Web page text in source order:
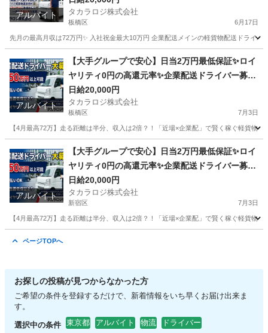
アルバイト タカラロジ株式会社
板橋区 6月17日
先月の最高月収は72万円✨ 入社祝金最大10万円 企業配送メインの軽貨物配送ドライ
配送
アルバイト
【大手グループで安心】日当2万円最低保証✨ロイ
ヤリティ0円の高還元率✨企業配送ドライバー募集
＜週払いOK／祝金あり＞
日給20,000円
タカラロジ株式会社
板橋区 7月3日
【4月最高72万】走る距離は半分、収入は2倍？！「近場×企業配」で賢く稼ぐ軽貨物
ドライバー ロイヤリティ
アルバイト
【大手グループで安心】日当2万円最低保証✨ロイ
ヤリティ0円の高還元率✨企業配送ドライバー募集
＜週払いOK／祝金あり＞
日給20,000円
タカラロジ株式会社
新宿区 7月3日
【4月最高72万】走る距離は半分、収入は2倍？！「近場×企業配」で賢く稼ぐ軽貨物
ページTOPへ
お探しの投稿が見つからなかった方
ご希望の条件を登録するだけで、新着情報をいち早くお届け出来ま
す。
選択中の条件 東京都 アルバイト 物流 ドライバー